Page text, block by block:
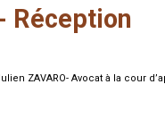
Réception
ZAVARO- Avocat à la cour